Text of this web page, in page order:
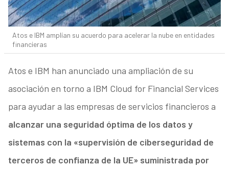
Atos e IBM amplían su acuerdo para acelerar la nube en entidades
financieras
Atos e IBM han anunciado una ampliación de su
asociación en torno a IBM Cloud for Financial Services
para ayudar a las empresas de servicios financieros a
alcanzar una seguridad óptima de los datos y
sistemas con la «supervisión de ciberseguridad de
terceros de confianza de la UE» suministrada por